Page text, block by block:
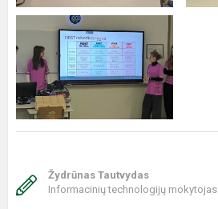
Žydrūnas Tautvydas
Informacinių technologijų mokytojas